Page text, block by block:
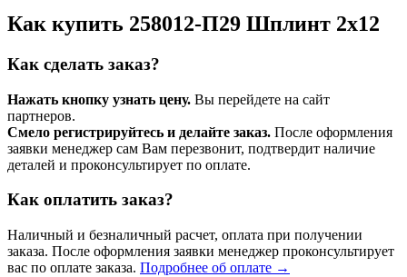
Как купить 258012-П29 Шплинт 2х12
Как сделать заказ?
Нажать кнопку узнать цену. Вы перейдете на сайт
партнеров.
Смело регистрируйтесь и делайте заказ. После оформления
заявки менеджер сам Вам перезвонит, подтвердит наличие
деталей и проконсультирует по оплате.
Как оплатить заказ?
Наличный и безналичный расчет, оплата при получении
заказа. После оформления заявки менеджер проконсультирует
вас по оплате заказа. Подробнее об оплате →